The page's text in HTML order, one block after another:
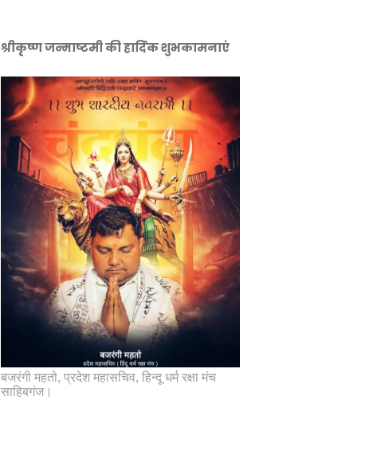
श्रीकृष्ण जन्माष्टमी की हार्दिक शुभकामनाएं
बजरंगी महतो, प्रदेश महासचिव, हिन्दू धर्म रक्षा मंच
साहिबगंज।